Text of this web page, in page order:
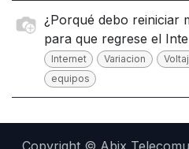
¿Porqué debo reiniciar
para que regrese el
Internet Variacion
equipos